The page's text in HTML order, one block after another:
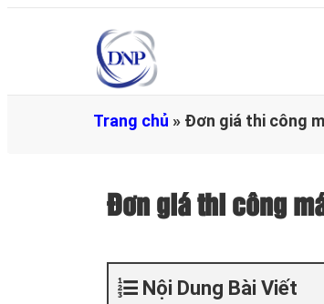
Trang chủ » Đơn giá thi công
Đơn giá thi công
Nội Dung Bài Viết